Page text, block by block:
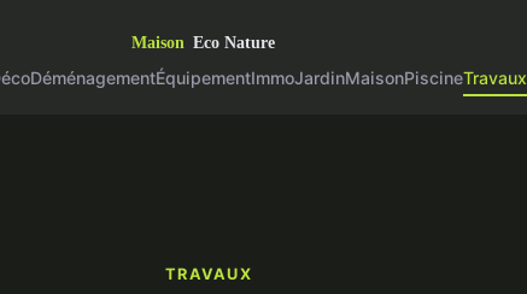
DéménagementÉquipementImmoJardinMaisonPiscineTravaux
TRAVAUX